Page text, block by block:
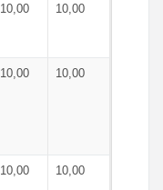
10,00 10,00
10,00 10,00
10,00 10,00